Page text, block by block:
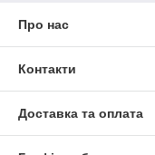
Про нас
Контакти
Доставка та оплата